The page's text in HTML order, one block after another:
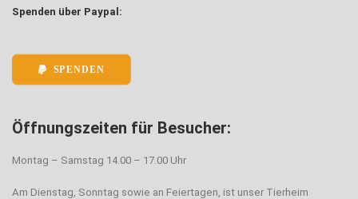
Spenden über Paypal:
SPENDEN
Öffnungszeiten für Besucher:
Montag – Samstag 14.00 – 17.00 Uhr
Am Dienstag, Sonntag sowie an Feiertagen, ist unser Tierheim